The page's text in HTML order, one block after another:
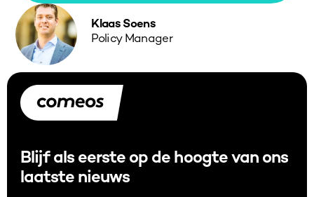
Klaas Soens
Policy Manager
Blijf als eerste op de hoogte van ons
laatste nieuws